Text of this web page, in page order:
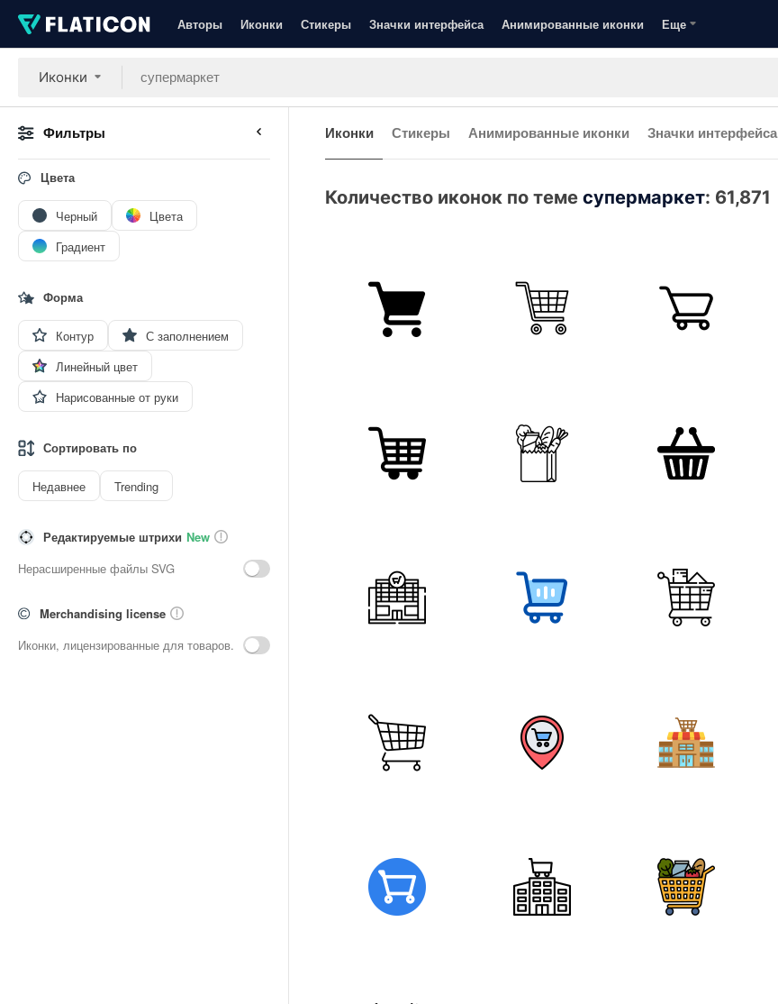
Авторы Иконки Стикеры Значки интерфейса Анимированные иконки Еще
Иконки
Фильтры
Цвета
Черный
Цвета
Градиент
Форма
Контур
С заполнением
Линейный цвет
Нарисованные от руки
Сортировать по
Недавнее Trending
Редактируемые штрихи New
Нерасширенные файлы SVG
Merchandising license
Иконки, лицензированные для товаров.
Иконки Стикеры Анимированные иконки Значки интерфейса
Количество иконок по теме супермаркет: 61,871